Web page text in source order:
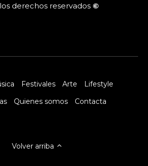
derechos reservados ©
Festivales Arte
Lifestyle
Quienes somos Contacta
Volver arriba